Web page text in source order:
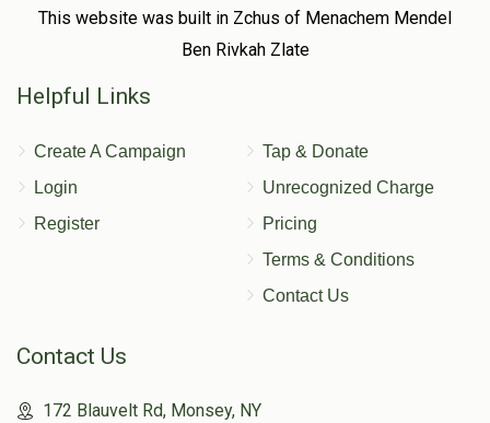
This website was built in Zchus of Menachem Mendel
Ben Rivkah Zlate
Helpful Links
Create A Campaign
Login
Register
Tap & Donate
Unrecognized Charge
Pricing
Terms & Conditions
Contact Us
Contact Us
172 Blauvelt Rd, Monsey, NY